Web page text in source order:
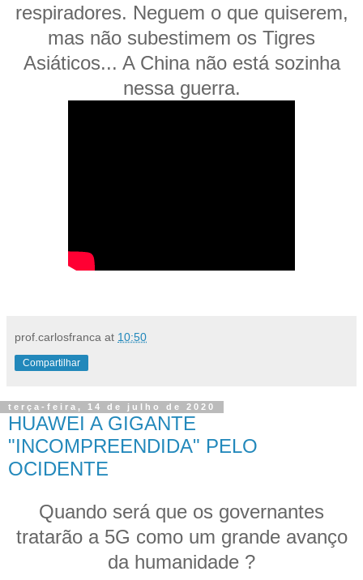
respiradores. Neguem o que quiserem,
mas não subestimem os Tigres
Asiáticos... A China não está sozinha
nessa guerra.
prof.carlosfranca at 10:50
Compartilhar
terça-feira, 14 de julho de 2020
HUAWEI A GIGANTE
"INCOMPREENDIDA" PELO
OCIDENTE
Quando será que os governantes
tratarão a 5G como um grande avanço
da humanidade ?